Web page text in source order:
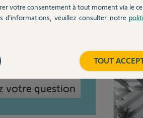
votre question
votre consentement à tout moment via le
d’informations, veuillez consulter notre
TOUT